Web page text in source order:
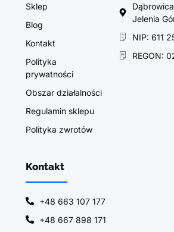
Sklep
Blog
Kontakt
Polityka
prywatności
Obszar działalności
Regulamin sklepu
Polityka zwrotów
Jelenia
NIP: 611
REGON:
Kontakt
+48 663 107 177
+48 667 898 171